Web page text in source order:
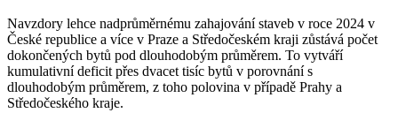
Navzdory lehce nadprůměrnému zahajování staveb v roce 2024 v
České republice a více v Praze a Středočeském kraji zůstává počet
dokončených bytů pod dlouhodobým průměrem. To vytváří
kumulativní deficit přes dvacet tisíc bytů v porovnání s
dlouhodobým průměrem, z toho polovina v případě Prahy a
Středočeského kraje.